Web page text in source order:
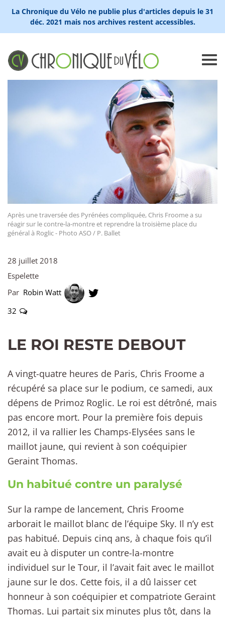
La Chronique du Vélo ne publie plus d'articles depuis le 31
déc. 2021 mais nos archives restent accessibles.
Après une traversée des Pyrénées compliquée, Chris Froome a su
réagir sur le contre-la-montre et reprendre la troisième place du
général à Roglic - Photo ASO / P. Ballet
28 juillet 2018
Espelette
Par Robin Watt
32
LE ROI RESTE DEBOUT
A vingt-quatre heures de Paris, Chris Froome a
récupéré sa place sur le podium, ce samedi, aux
dépens de Primoz Roglic. Le roi est détrôné, mais
pas encore mort. Pour la première fois depuis
2012, il va rallier les Champs-Elysées sans le
maillot jaune, qui revient à son coéquipier
Geraint Thomas.
Un habitué contre un paralysé
Sur la rampe de lancement, Chris Froome
arborait le maillot blanc de l’équipe Sky. Il n’y est
pas habitué. Depuis cinq ans, à chaque fois qu’il
avait eu à disputer un contre-la-montre
individuel sur le Tour, il l’avait fait avec le maillot
jaune sur le dos. Cette fois, il a dû laisser cet
honneur à son coéquipier et compatriote Geraint
Thomas. Lui partait six minutes plus tôt, dans la